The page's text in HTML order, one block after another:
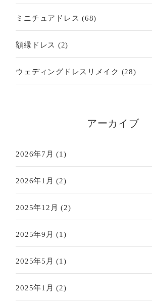
ミニチュアドレス (68)
額縁ドレス (2)
ウェディングドレスリメイク (28)
アーカイブ
2026年7月 (1)
2026年1月 (2)
2025年12月 (2)
2025年9月 (1)
2025年5月 (1)
2025年1月 (2)